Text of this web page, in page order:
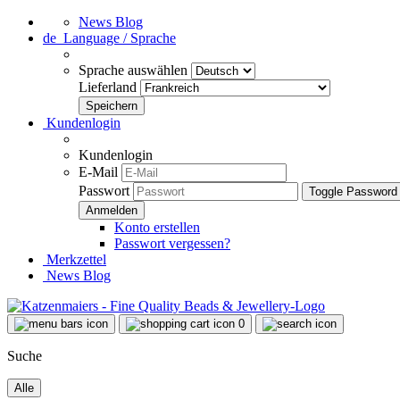
News Blog
de Language / Sprache
Sprache auswählen
Lieferland
Kundenlogin
Kundenlogin
E-Mail
Passwort
Toggle
Konto erstellen
Passwort vergessen?
Merkzettel
News Blog
0
Suche
Alle